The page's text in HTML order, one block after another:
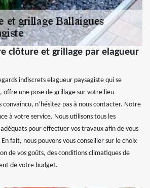
clôture et grillage par elagueur
indiscrets elagueur paysagiste qui se
offre une pose de grillage sur votre lieu
convaincu, n’hésitez pas à nous contacter. Notre
à votre service. Nous utilisons tous les
pour effectuer vos travaux afin de vous
fait, nous pouvons vous conseiller sur le choix
de vos goûts, des conditions climatiques de
de votre budget.